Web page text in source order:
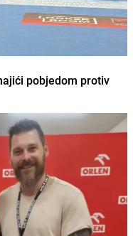
pobjedom protiv